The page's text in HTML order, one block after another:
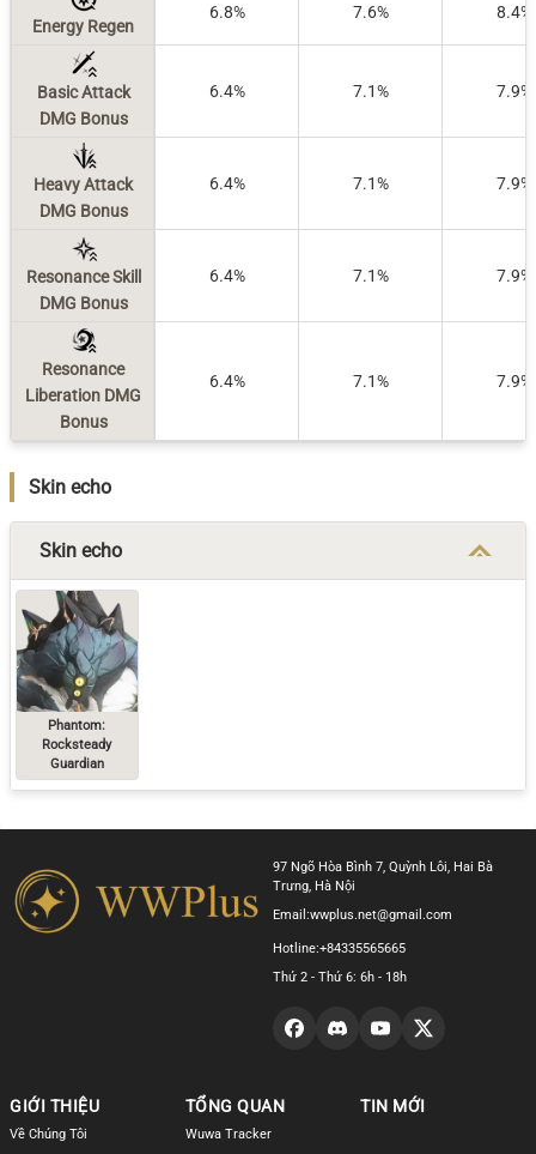
Energy Regen
6.8% 7.6% 8.4%
Basic Attack
DMG Bonus
6.4% 7.1% 7.9%
Heavy Attack
DMG Bonus
6.4% 7.1% 7.9%
Resonance Skill
DMG Bonus
6.4% 7.1% 7.9%
Resonance
Liberation DMG
Bonus
6.4% 7.1% 7.9%
Skin echo
Skin echo
Phantom:
Rocksteady
Guardian
97 Ngõ Hòa Bình 7, Quỳnh Lôi, Hai Bà
Trưng, Hà Nội
Email:wwplus.net@gmail.com
Hotline:+84335565665
Thứ 2 - Thứ 6: 6h - 18h
GIỚI THIỆU
Về Chúng Tôi
TỔNG QUAN
Wuwa Tracker
TIN MỚI